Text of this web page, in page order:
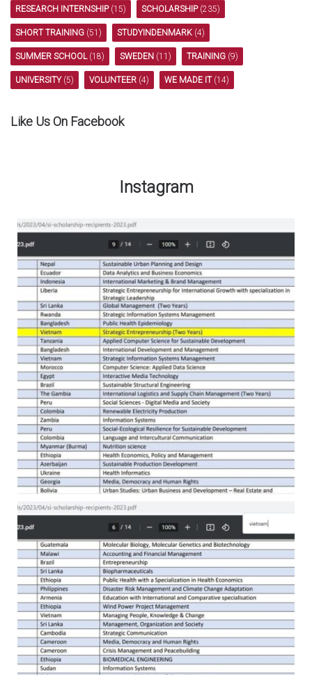
RESEARCH INTERNSHIP(15) SCHOLARSHIP(235)
SHORT TRAINING (51) STUDYINDENMARK (4)
SUMMER SCHOOL(18) SWEDEN (11) TRAINING (9)
UNIVERSITY(5) VOLUNTEER (4) WE MADE IT(14)
Like Us On Facebook
Instagram